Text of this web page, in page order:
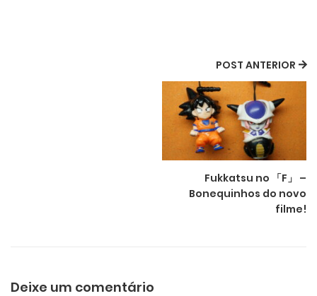
POST ANTERIOR
Fukkatsu no 「F」 –
Bonequinhos do novo
filme!
Deixe um comentário